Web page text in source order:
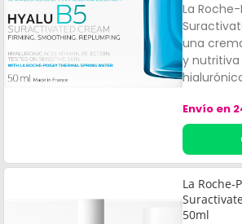
La Roche-
una
y
sensible
ligera y
resulta
gracias a
nutritivas,
Envío en
La Roche-
50ml